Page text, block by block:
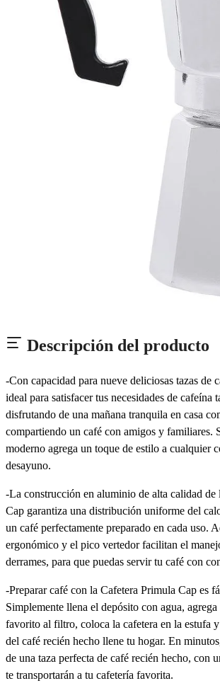
Descripción del producto
-Con capacidad para nueve deliciosas tazas de
ideal para satisfacer tus necesidades de cafeína
disfrutando de una mañana tranquila en casa
compartiendo un café con amigos y familiares.
moderno agrega un toque de estilo a cualquier
desayuno.
-La construcción en aluminio de alta calidad de
Cap garantiza una distribución uniforme del
un café perfectamente preparado en cada uso.
ergonómico y el pico vertedor facilitan el
derrames, para que puedas servir tu café con
-Preparar café con la Cafetera Primula Cap es
Simplemente llena el depósito con agua,
favorito al filtro, coloca la cafetera en la estufa
del café recién hecho llene tu hogar. En
de una taza perfecta de café recién hecho, con
te transportarán a tu cafetería favorita.